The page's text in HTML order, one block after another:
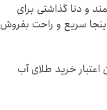
و دنا گذاشتی برای
سریع و راحت بفروش
اعتبار خرید طلای آب